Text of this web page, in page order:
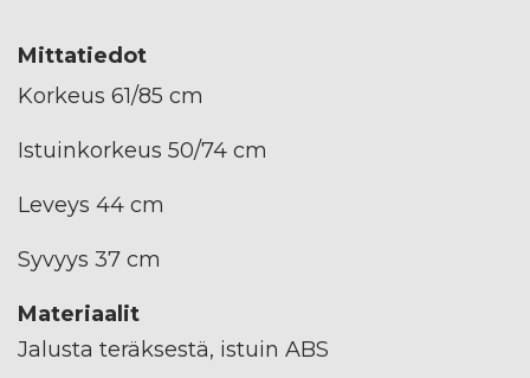
Mittatiedot
Korkeus 61/85 cm
Istuinkorkeus 50/74 cm
Leveys 44 cm
Syvyys 37 cm
Materiaalit
Jalusta teräksestä, istuin ABS